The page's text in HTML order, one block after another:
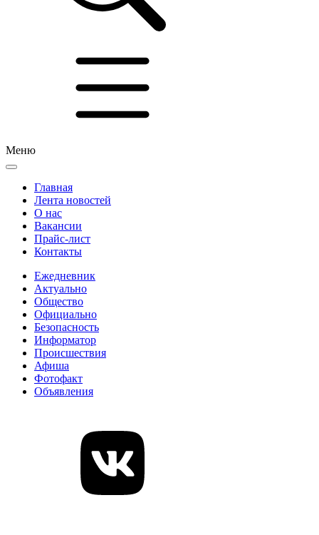
Меню
Главная
Лента новостей
О нас
Вакансии
Прайс-лист
Контакты
Ежедневник
Актуально
Общество
Официально
Безопасность
Информатор
Происшествия
Афиша
Фотофакт
Объявления